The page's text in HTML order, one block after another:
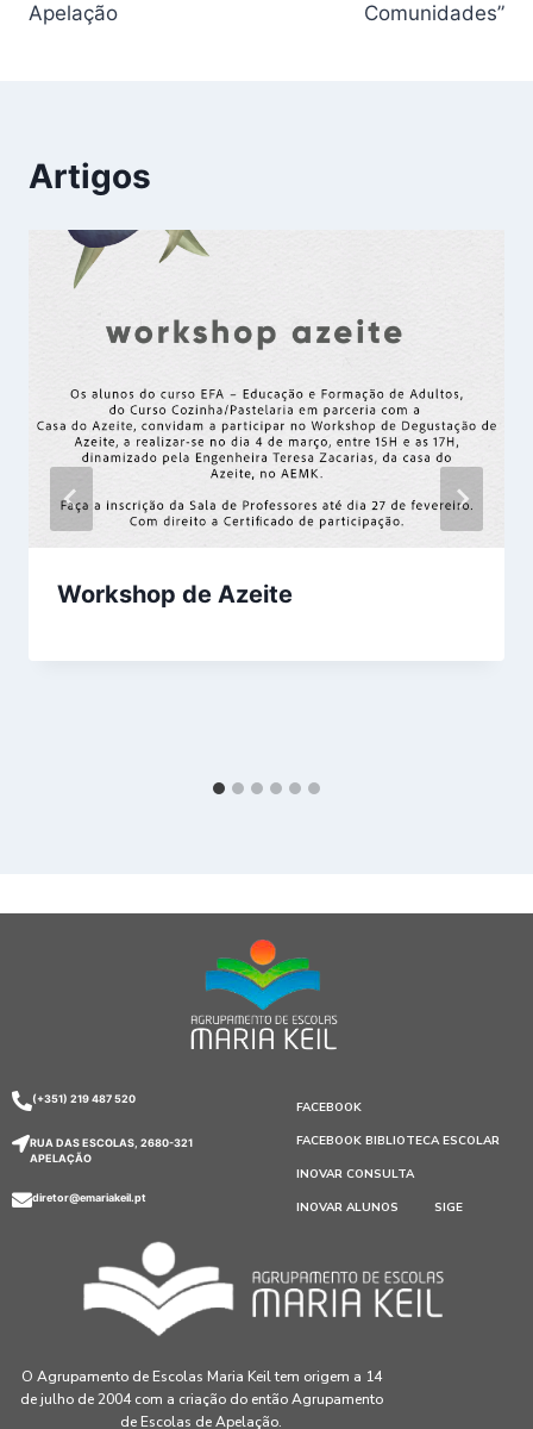
Apelação
Comunidades”
Artigos
Workshop de Azeite
(+351) 219 487 520
RUA DAS ESCOLAS, 2680-321
APELAÇÃO
diretor@emariakeil.pt
FACEBOOK
FACEBOOK BIBLIOTECA ESCOLAR
INOVAR CONSULTA
INOVAR ALUNOS
SIGE
O Agrupamento de Escolas Maria Keil tem origem a 14
de julho de 2004 com a criação do então Agrupamento
de Escolas de Apelação.